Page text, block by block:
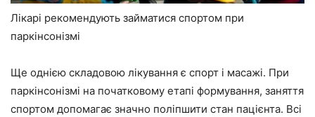
Лікарі рекомендують займатися спортом при
паркінсонізмі
Ще однією складовою лікування є спорт і масажі. При
паркінсонізмі на початковому етапі формування, заняття
спортом допомагає значно поліпшити стан пацієнта. Всі